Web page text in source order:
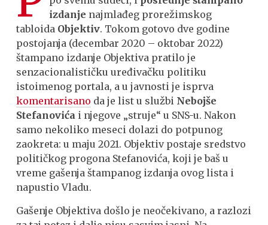
izdanje najmlađeg prorežimskog
tabloida Objektiv. Tokom gotovo dve godine
postojanja (decembar 2020 – oktobar 2022)
štampano izdanje Objektiva pratilo je
senzacionalističku uređivačku politiku
istoimenog portala, a u javnosti je isprva
komentarisano da je list u službi Nebojše
Stefanovića i njegove „struje“ u SNS-u. Nakon
samo nekoliko meseci dolazi do potpunog
zaokreta: u maju 2021. Objektiv postaje sredstvo
političkog progona Stefanovića, koji je baš u
vreme gašenja štampanog izdanja ovog lista i
napustio Vladu.
Gašenje Objektiva došlo je neočekivano, a razlozi